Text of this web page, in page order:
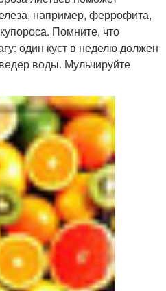
например, феррофита,
Помните, что
один куст в неделю должен
воды. Мульчируйте